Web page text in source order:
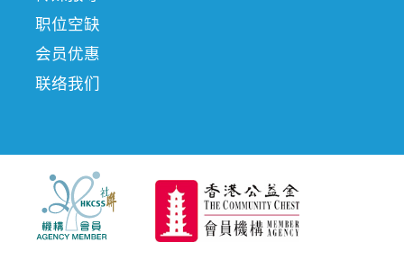
职位空缺
会员优惠
联络我们